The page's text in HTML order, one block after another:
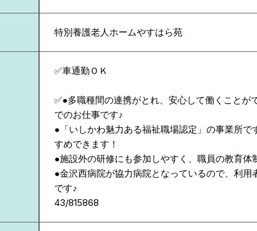
特別養護老人ホームやすはら苑
✅車通勤ＯＫ
✅●多職種間の連携がとれ、安心して働くことが
でのお仕事です♪
●「いしかわ魅力ある福祉職場認定」の事業所で
すめできます！
●施設外の研修にも参加しやすく、職員の教育
●金沢西病院が協力病院となっているので、利用
です♪
43/815868